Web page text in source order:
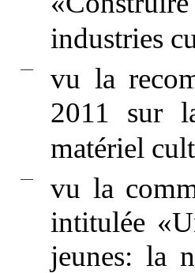
industries
—
vu la
2011 sur
matériel
—
vu la
intitulée
jeunes: la